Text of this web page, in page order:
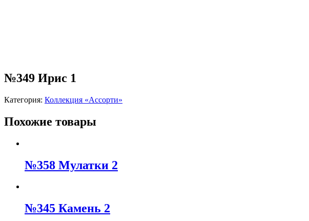
№349 Ирис 1
Категория: Коллекция «Ассорти»
Похожие товары
№358 Мулатки 2
№345 Камень 2